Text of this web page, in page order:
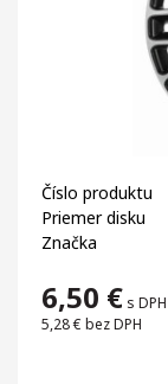
Číslo produktu
Priemer disku
Značka
6,50 € s DPH
5,28 € bez DPH